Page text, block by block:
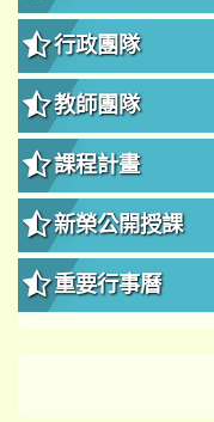
行政團隊
教師團隊
課程計畫
新榮公開授課
重要行事曆